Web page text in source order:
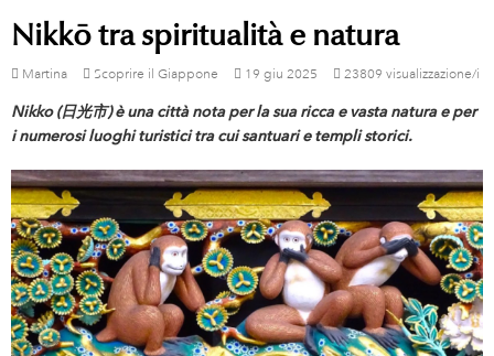
Nikkō tra spiritualità e natura
Martina Scoprire il Giappone 19 giu 2025 23809 visualizzazione/i
Nikko (日光市) è una città nota per la sua ricca e vasta natura e per
i numerosi luoghi turistici tra cui santuari e templi storici.